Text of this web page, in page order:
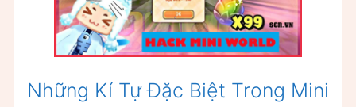
Những Kí Tự Đặc Biệt Trong Mini